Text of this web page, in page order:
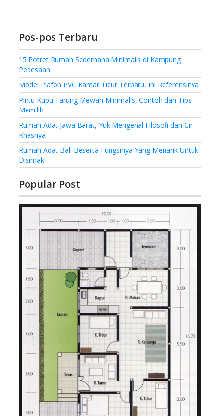
Pos-pos Terbaru
15 Potret Rumah Sederhana Minimalis di Kampung
Pedesaan
Model Plafon PVC Kamar Tidur Terbaru, Ini Referensinya
Pintu Kupu Tarung Mewah Minimalis, Contoh dan Tips
Memilih
Rumah Adat Jawa Barat, Yuk Mengenal Filosofi dan Ciri
Khasnya
Rumah Adat Bali Beserta Fungsinya Yang Menarik Untuk
Disimak!
Popular Post